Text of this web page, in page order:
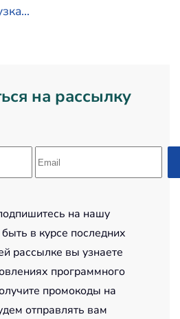
на рассылку
на нашу
в курсе последних
рассылке вы узнаете
программного
промокоды на
отправлять вам